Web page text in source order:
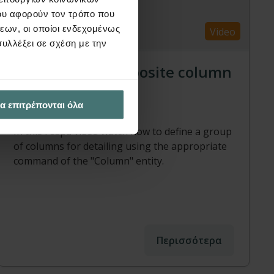
αφορούν τον τρόπο που
οι οποίοι ενδεχομένως
σε σχέση με την
επιτρέπονται όλα
Video
Detailing of composite column
cross-sections
FespaC | Video
In this Fespa video watch how to define a group
of columns for detailing using the appropriate
command of the "Column" entity.
Περισσότερα